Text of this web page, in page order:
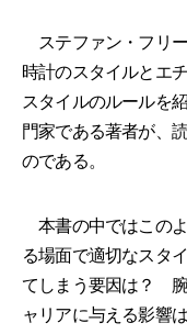
ステファン・フリ
時計のスタイルとエ
スタイルのルールを
門家である著者が、
のである。
本書の中ではこの
る場面で適切なスタ
てしまう要因は？ 腕
ャリアに与える影響